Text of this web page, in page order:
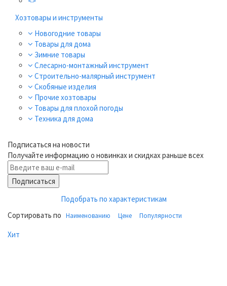
Хозтовары и инструменты
Новогодние товары
Товары для дома
Зимние товары
Слесарно-монтажный инструмент
Строительно-малярный инструмент
Скобяные изделия
Прочие хозтовары
Товары для плохой погоды
Техника для дома
Подписаться на новости
Получайте информацию о новинках и скидках раньше всех
Подписаться
Подобрать по характеристикам
Сортировать по Наименованию Цене Популярности
Хит